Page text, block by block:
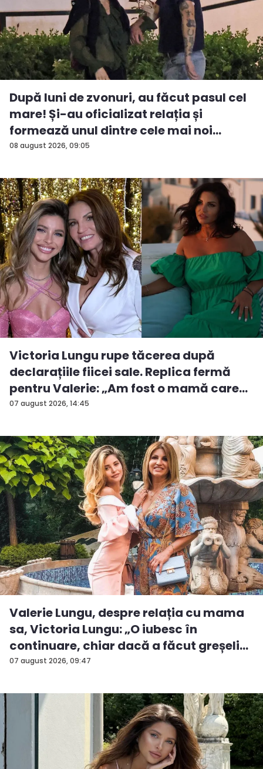
08 august 2026, 09:05
După luni de zvonuri, au făcut pasul cel
mare! Și-au oficializat relația și
formează unul dintre cele mai noi
cuplu...
07 august 2026, 14:45
Victoria Lungu rupe tăcerea după
declarațiile fiicei sale. Replica fermă
pentru Valerie: „Am fost o mamă care
a...
07 august 2026, 09:47
Valerie Lungu, despre relația cu mama
sa, Victoria Lungu: „O iubesc în
continuare, chiar dacă a făcut greșeli...